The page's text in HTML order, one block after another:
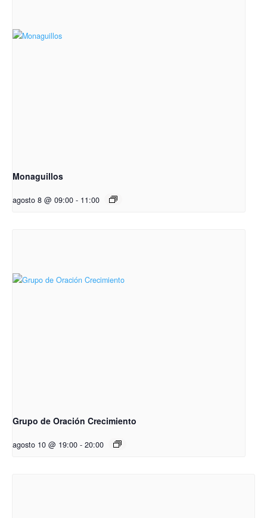
Monaguillos
agosto 8 @ 09:00 - 11:00
Grupo de Oración Crecimiento
agosto 10 @ 19:00 - 20:00